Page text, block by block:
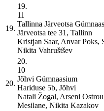
19.
19.
11
Tallinna Järveotsa
Järveotsa tee 31, Tallinn
Kristjan Saar, Anvar Poks,
Nikita Vahruštšev
20.
20.
10
Jõhvi Gümnaasium
Hariduse 5b, Jõhvi
Natali Žogal, Arseni
Mesilane, Nikita Kazakov